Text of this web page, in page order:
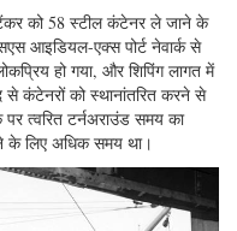
को 58 स्टील कंटेनर ले जाने के
आइडियल-एक्स पोर्ट नेवार्क से
हो गया, और शिपिंग लागत में
कंटेनरों को स्थानांतरित करने से
त्वरित टर्नअराउंड समय का
के लिए अधिक समय था।